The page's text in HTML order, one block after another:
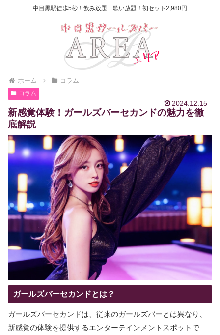
中目黒駅徒歩5秒！飲み放題！歌い放題！初セット2,980円
ホーム コラム
コラム
2024.12.15
新感覚体験！ガールズバーセカンドの魅力を徹
底解説
ガールズバーセカンドとは？
ガールズバーセカンドは、従来のガールズバーとは異なり、
新感覚の体験を提供するエンターテインメントスポットで